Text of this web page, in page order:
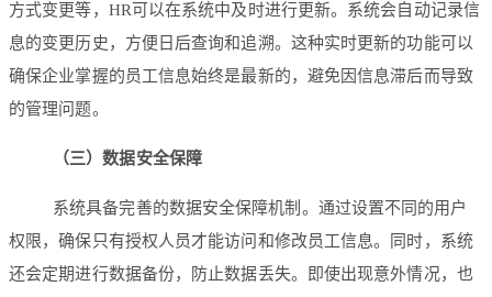
方式变更等，HR可以在系统中及时进行更新。系统会自动记录信
息的变更历史，方便日后查询和追溯。这种实时更新的功能可以
确保企业掌握的员工信息始终是最新的，避免因信息滞后而导致
的管理问题。
（三）数据安全保障
系统具备完善的数据安全保障机制。通过设置不同的用户
权限，确保只有授权人员才能访问和修改员工信息。同时，系统
还会定期进行数据备份，防止数据丢失。即使出现意外情况，也